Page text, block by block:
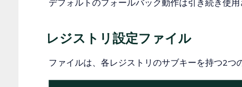
デフォルトのフォールバック動作は引き続き使用
レジストリ設定ファイル
ファイルは、各レジストリのサブキーを持つ2つ